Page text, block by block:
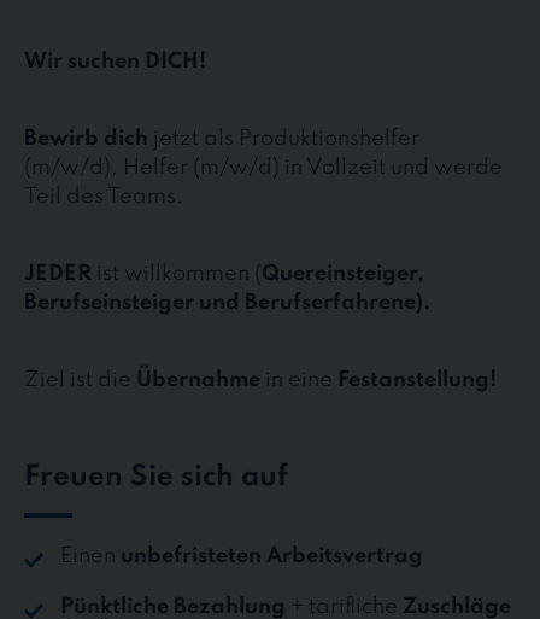
Wir suchen DICH!
Bewirb dich jetzt als Produktionshelfer
(m/w/d), Helfer (m/w/d) in Vollzeit und werde
Teil des Teams.
JEDER ist willkommen (Quereinsteiger,
Berufseinsteiger und Berufserfahrene).
Ziel ist die Übernahme in eine Festanstellung!
Freuen Sie sich auf
Einen unbefristeten Arbeitsvertrag
Pünktliche Bezahlung + tarifliche Zuschläge